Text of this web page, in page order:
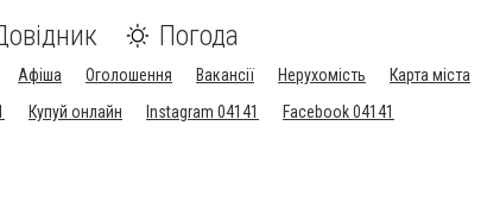
Погода
Афіша Оголошення Вакансії Нерухомість
Карта міста
Купуй онлайн Instagram 04141 Facebook 04141